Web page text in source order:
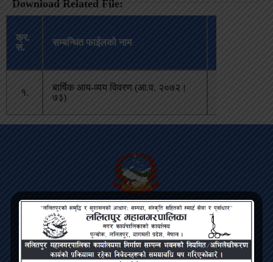
Download Related File:
क्र.
स.
सम्बन्धित फाईलको नाम
१.
बार्षिक आय-व्यय विवरण (आ.व. २०७२।
७३)
Lalitpur Metropolitan City
Bagmati Pradesh, Pulchowk, Lalitpur